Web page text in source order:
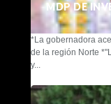
MDP DE
*La gobernadora
de la región Norte
y...